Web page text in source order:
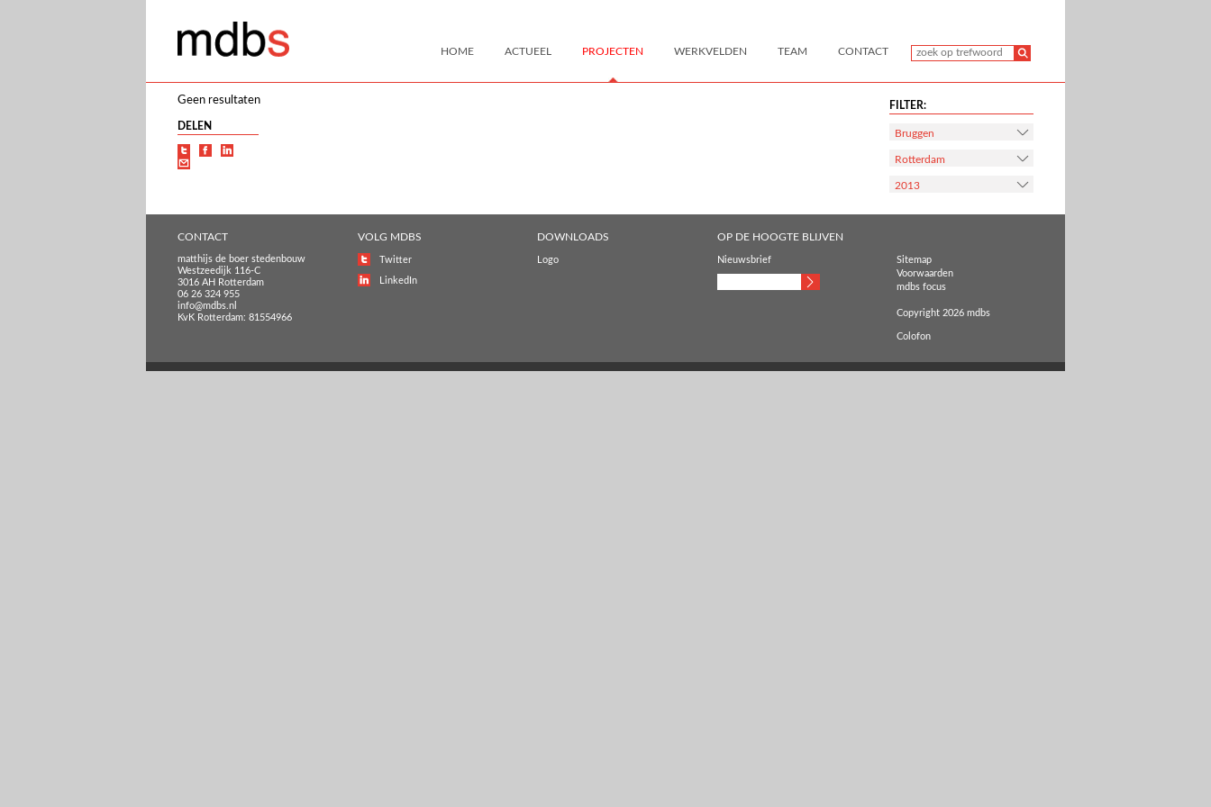
HOME ACTUEEL PROJECTEN WERKVELDEN TEAM CONTACT
Geen resultaten
DELEN
FILTER:
Bruggen
Rotterdam
2013
CONTACT
matthijs de boer stedenbouw
Westzeedijk 116-C
3016 AH Rotterdam
06 26 324 955
info@mdbs.nl
KvK Rotterdam: 81554966
VOLG MDBS
Twitter
LinkedIn
DOWNLOADS
Logo
OP DE HOOGTE BLIJVEN
Nieuwsbrief
Sitemap
Voorwaarden
mdbs focus
Copyright 2026 mdbs
Colofon